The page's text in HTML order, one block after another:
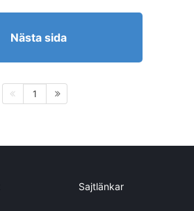
Nästa sida
1
Sajtlänkar